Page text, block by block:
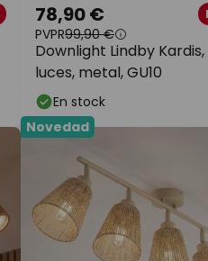
Downlight Lindby
luces, metal, GU10
78,90 €
PVPR99,90 €
En stock
Novedad